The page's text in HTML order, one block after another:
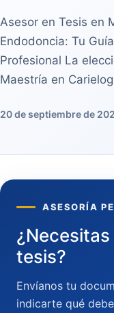
Asesor en Tesis en
Endodoncia: Tu
Profesional La
Maestría en
20 de septiembre de
ASESORÍA
tesis?
Envíanos tu
indicarte qué